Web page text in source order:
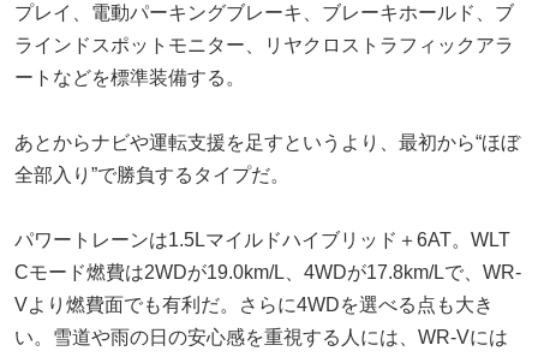
プレイ、電動パーキングブレーキ、ブレーキホールド、ブ
ラインドスポットモニター、リヤクロストラフィックアラ
ートなどを標準装備する。
あとからナビや運転支援を足すというより、最初から“ほぼ
全部入り”で勝負するタイプだ。
パワートレーンは1.5Lマイルドハイブリッド＋6AT。WLT
Cモード燃費は2WDが19.0km/L、4WDが17.8km/Lで、WR-
Vより燃費面でも有利だ。さらに4WDを選べる点も大き
い。雪道や雨の日の安心感を重視する人には、WR-Vには